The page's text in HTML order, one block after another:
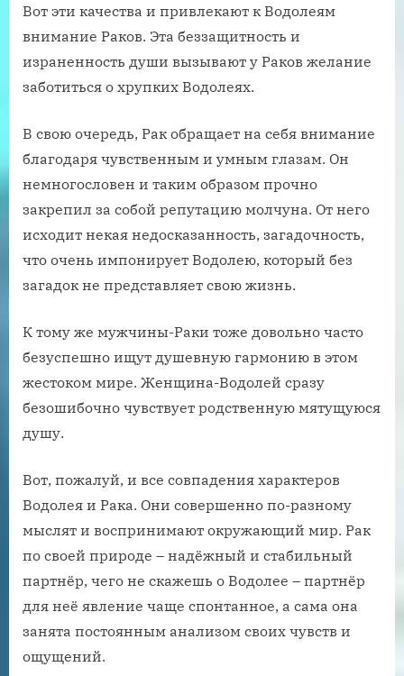
Вот эти качества и привлекают к Водолеям
внимание Раков. Эта беззащитность и
израненность души вызывают у Раков желание
заботиться о хрупких Водолеях.
В свою очередь, Рак обращает на себя внимание
благодаря чувственным и умным глазам. Он
немногословен и таким образом прочно
закрепил за собой репутацию молчуна. От него
исходит некая недосказанность, загадочность,
что очень импонирует Водолею, который без
загадок не представляет свою жизнь.
К тому же мужчины-Раки тоже довольно часто
безуспешно ищут душевную гармонию в этом
жестоком мире. Женщина-Водолей сразу
безошибочно чувствует родственную мятущуюся
душу.
Вот, пожалуй, и все совпадения характеров
Водолея и Рака. Они совершенно по-разному
мыслят и воспринимают окружающий мир. Рак
по своей природе – надёжный и стабильный
партнёр, чего не скажешь о Водолее – партнёр
для неё явление чаще спонтанное, а сама она
занята постоянным анализом своих чувств и
ощущений.